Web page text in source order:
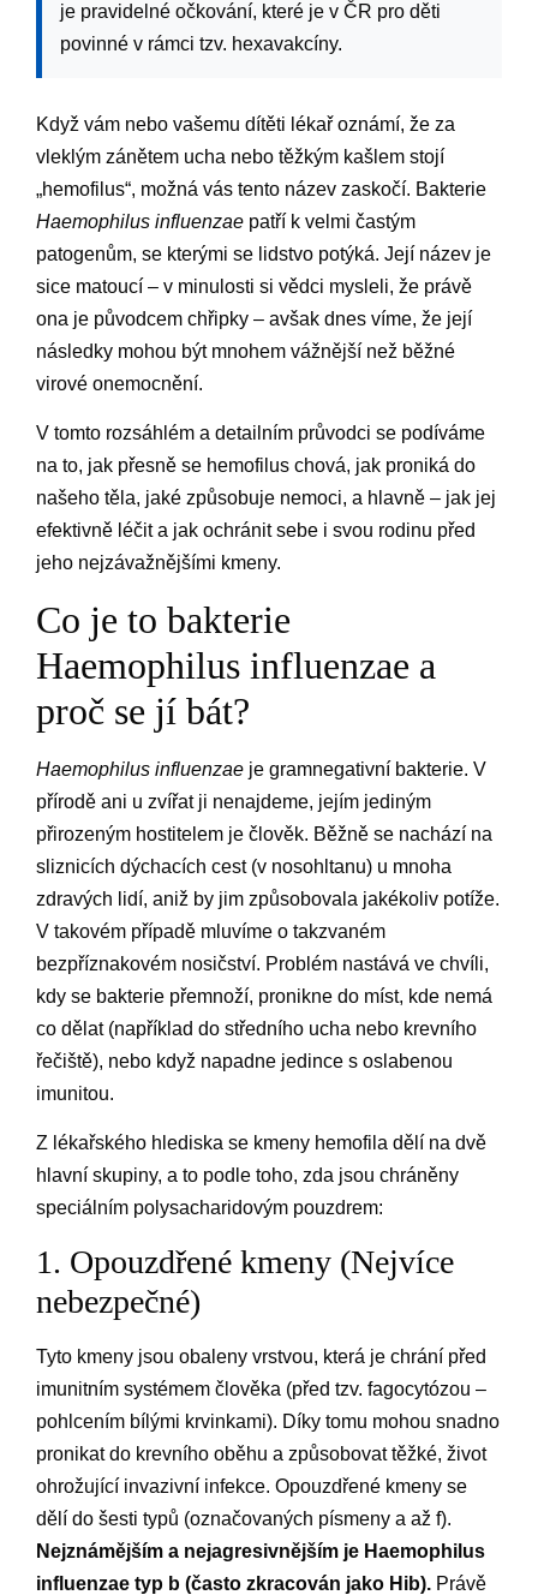
je pravidelné očkování, které je v ČR pro děti
povinné v rámci tzv. hexavakcíny.
Když vám nebo vašemu dítěti lékař oznámí, že za
vleklým zánětem ucha nebo těžkým kašlem stojí
„hemofilus“, možná vás tento název zaskočí. Bakterie
Haemophilus influenzae patří k velmi častým
patogenům, se kterými se lidstvo potýká. Její název je
sice matoucí – v minulosti si vědci mysleli, že právě
ona je původcem chřipky – avšak dnes víme, že její
následky mohou být mnohem vážnější než běžné
virové onemocnění.
V tomto rozsáhlém a detailním průvodci se podíváme
na to, jak přesně se hemofilus chová, jak proniká do
našeho těla, jaké způsobuje nemoci, a hlavně – jak jej
efektivně léčit a jak ochránit sebe i svou rodinu před
jeho nejzávažnějšími kmeny.
Co je to bakterie
Haemophilus influenzae a
proč se jí bát?
Haemophilus influenzae je gramnegativní bakterie. V
přírodě ani u zvířat ji nenajdeme, jejím jediným
přirozeným hostitelem je člověk. Běžně se nachází na
sliznicích dýchacích cest (v nosohltanu) u mnoha
zdravých lidí, aniž by jim způsobovala jakékoliv potíže.
V takovém případě mluvíme o takzvaném
bezpříznakovém nosičství. Problém nastává ve chvíli,
kdy se bakterie přemnoží, pronikne do míst, kde nemá
co dělat (například do středního ucha nebo krevního
řečiště), nebo když napadne jedince s oslabenou
imunitou.
Z lékařského hlediska se kmeny hemofila dělí na dvě
hlavní skupiny, a to podle toho, zda jsou chráněny
speciálním polysacharidovým pouzdrem:
1. Opouzdřené kmeny (Nejvíce
nebezpečné)
Tyto kmeny jsou obaleny vrstvou, která je chrání před
imunitním systémem člověka (před tzv. fagocytózou –
pohlcením bílými krvinkami). Díky tomu mohou snadno
pronikat do krevního oběhu a způsobovat těžké, život
ohrožující invazivní infekce. Opouzdřené kmeny se
dělí do šesti typů (označovaných písmeny a až f).
Nejznámějším a nejagresivnějším je Haemophilus
influenzae typ b (často zkracován jako Hib). Právě